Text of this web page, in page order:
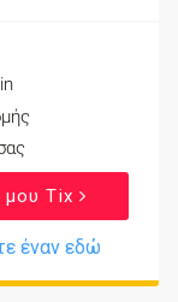
μου Tix
έναν εδώ